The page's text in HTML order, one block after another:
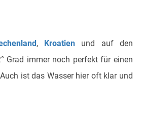
, Kroatien und auf den
Grad immer noch perfekt für einen
ist das Wasser hier oft klar und